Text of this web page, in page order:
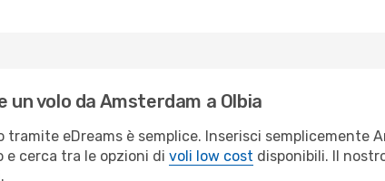
un volo da Amsterdam a Olbia
tramite eDreams è semplice. Inserisci
cerca tra le opzioni di voli low cost disponibili. Il